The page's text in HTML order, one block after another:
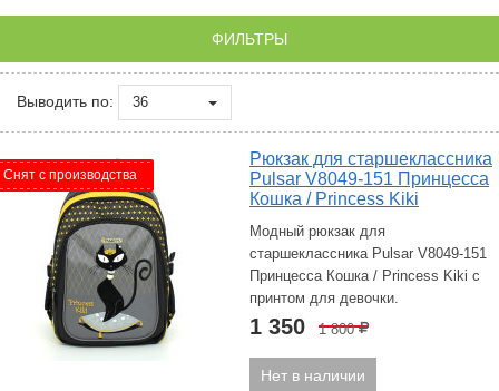
ФИЛЬТРЫ
Выводить по: 36
Снят с производства
Рюкзак для старшеклассника
Pulsar V8049-151 Принцесса
Кошка / Princess Kiki
Модный рюкзак для
старшеклассника Pulsar V8049-151
Принцесса Кошка / Princess Kiki с
принтом для девочки.
1 350 1 800Р
Нет в наличии